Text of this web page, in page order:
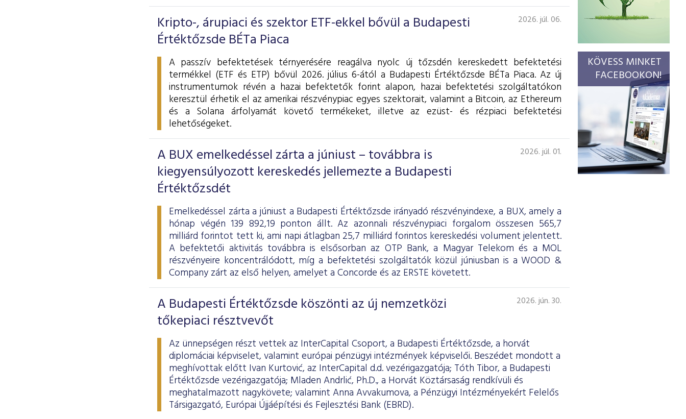
Kripto-, árupiaci és szektor ETF-ekkel bővül a Budapesti
Értéktőzsde BÉTa Piaca
2026. júl. 06.
A passzív befektetések térnyerésére reagálva nyolc új tőzsdén kereskedett befektetési
termékkel (ETF és ETP) bővül 2026. július 6-ától a Budapesti Értéktőzsde BÉTa Piaca. Az új
instrumentumok révén a hazai befektetők forint alapon, hazai befektetési szolgáltatókon
keresztül érhetik el az amerikai részvénypiac egyes szektorait, valamint a Bitcoin, az Ethereum
és a Solana árfolyamát követő termékeket, illetve az ezüst- és rézpiaci befektetési
lehetőségeket.
A BUX emelkedéssel zárta a júniust – továbbra is
kiegyensúlyozott kereskedés jellemezte a Budapesti
Értéktőzsdét
2026. júl. 01.
Emelkedéssel zárta a júniust a Budapesti Értéktőzsde irányadó részvényindexe, a BUX, amely a
hónap végén 139 892,19 ponton állt. Az azonnali részvénypiaci forgalom összesen 565,7
milliárd forintot tett ki, ami napi átlagban 25,7 milliárd forintos kereskedési volument jelentett.
A befektetői aktivitás továbbra is elsősorban az OTP Bank, a Magyar Telekom és a MOL
részvényeire koncentrálódott, míg a befektetési szolgáltatók közül júniusban is a WOOD &
Company zárt az első helyen, amelyet a Concorde és az ERSTE követett.
A Budapesti Értéktőzsde köszönti az új nemzetközi
tőkepiaci résztvevőt
2026. jún. 30.
Az ünnepségen részt vettek az InterCapital Csoport, a Budapesti Értéktőzsde, a horvát
diplomáciai képviselet, valamint európai pénzügyi intézmények képviselői. Beszédet mondott a
meghívottak előtt Ivan Kurtović, az InterCapital d.d. vezérigazgatója; Tóth Tibor, a Budapesti
Értéktőzsde vezérigazgatója; Mladen Andrlić, Ph.D., a Horvát Köztársaság rendkívüli és
meghatalmazott nagykövete; valamint Anna Avvakumova, a Pénzügyi Intézményekért Felelős
Társigazgató, Európai Újjáépítési és Fejlesztési Bank (EBRD).
KÖVESS MINKET
FACEBOOKON!